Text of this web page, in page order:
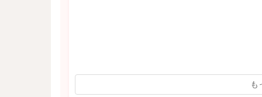
も